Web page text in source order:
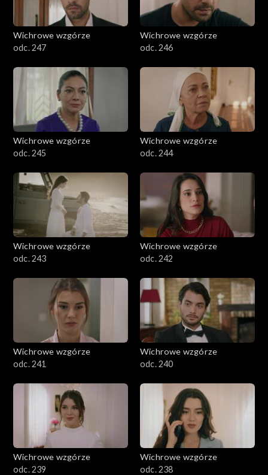
Wichrowe wzgórze
odc. 247
Wichrowe wzgórze
odc. 246
Wichrowe wzgórze
odc. 245
Wichrowe wzgórze
odc. 244
Wichrowe wzgórze
odc. 243
Wichrowe wzgórze
odc. 242
Wichrowe wzgórze
odc. 241
Wichrowe wzgórze
odc. 240
Wichrowe wzgórze
odc. 239
Wichrowe wzgórze
odc. 238